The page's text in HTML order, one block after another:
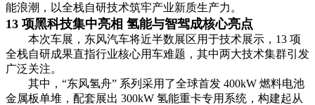
能浪潮，以全栈自研技术筑牢产业新质生产力。
13 项黑科技集中亮相 氢能与智驾成核心亮点
本次车展，东风汽车将近半数展区用于技术展示，13 项
全栈自研成果直指行业核心用车难题，其中两大技术集群引发
广泛关注。
其中，“东风氢舟” 系列采用了全球首发 400kW 燃料电池
金属板单堆，配套展出 300kW 氢能重卡专用系统，构建起从